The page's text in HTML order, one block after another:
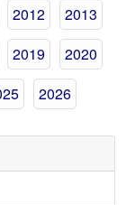
2012
2013
2019
2020
2026